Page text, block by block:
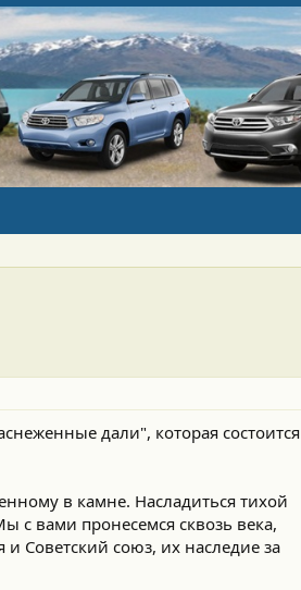
дали", которая состоится
в камне. Насладиться тихой
с вами пронесемся сквозь века,
Советский союз, их наследие за